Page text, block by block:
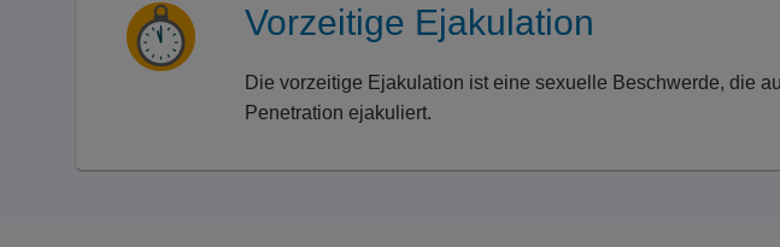
Vorzeitige Ejakulation
Die vorzeitige Ejakulation ist eine sexuelle Beschwerde, die
Penetration ejakuliert.